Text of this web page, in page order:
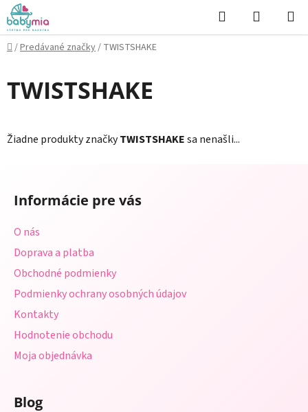
Prejsť
na
obsah
Hľadať
KOŠÍK
Domov
/Predávané značky/ TWISTSHAKE
TWISTSHAKE
Žiadne produkty značkyTWISTSHAKEsa nenašli...
Informácie pre vás
O nás
Doprava a platba
Obchodné podmienky
Podmienky ochrany osobných údajov
Kontakty
Hodnotenie obchodu
Moja objednávka
Blog